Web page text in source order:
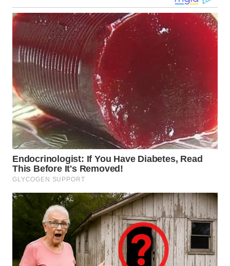
WN
GORONTALO
WN
SULUT
WN
MALUKU
WN
MALUT
WN
DAIRI
WN
DANAU
TOBA
WN